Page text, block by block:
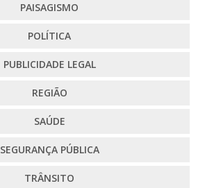
PAISAGISMO
POLÍTICA
PUBLICIDADE LEGAL
REGIÃO
SAÚDE
SEGURANÇA PÚBLICA
TRÂNSITO